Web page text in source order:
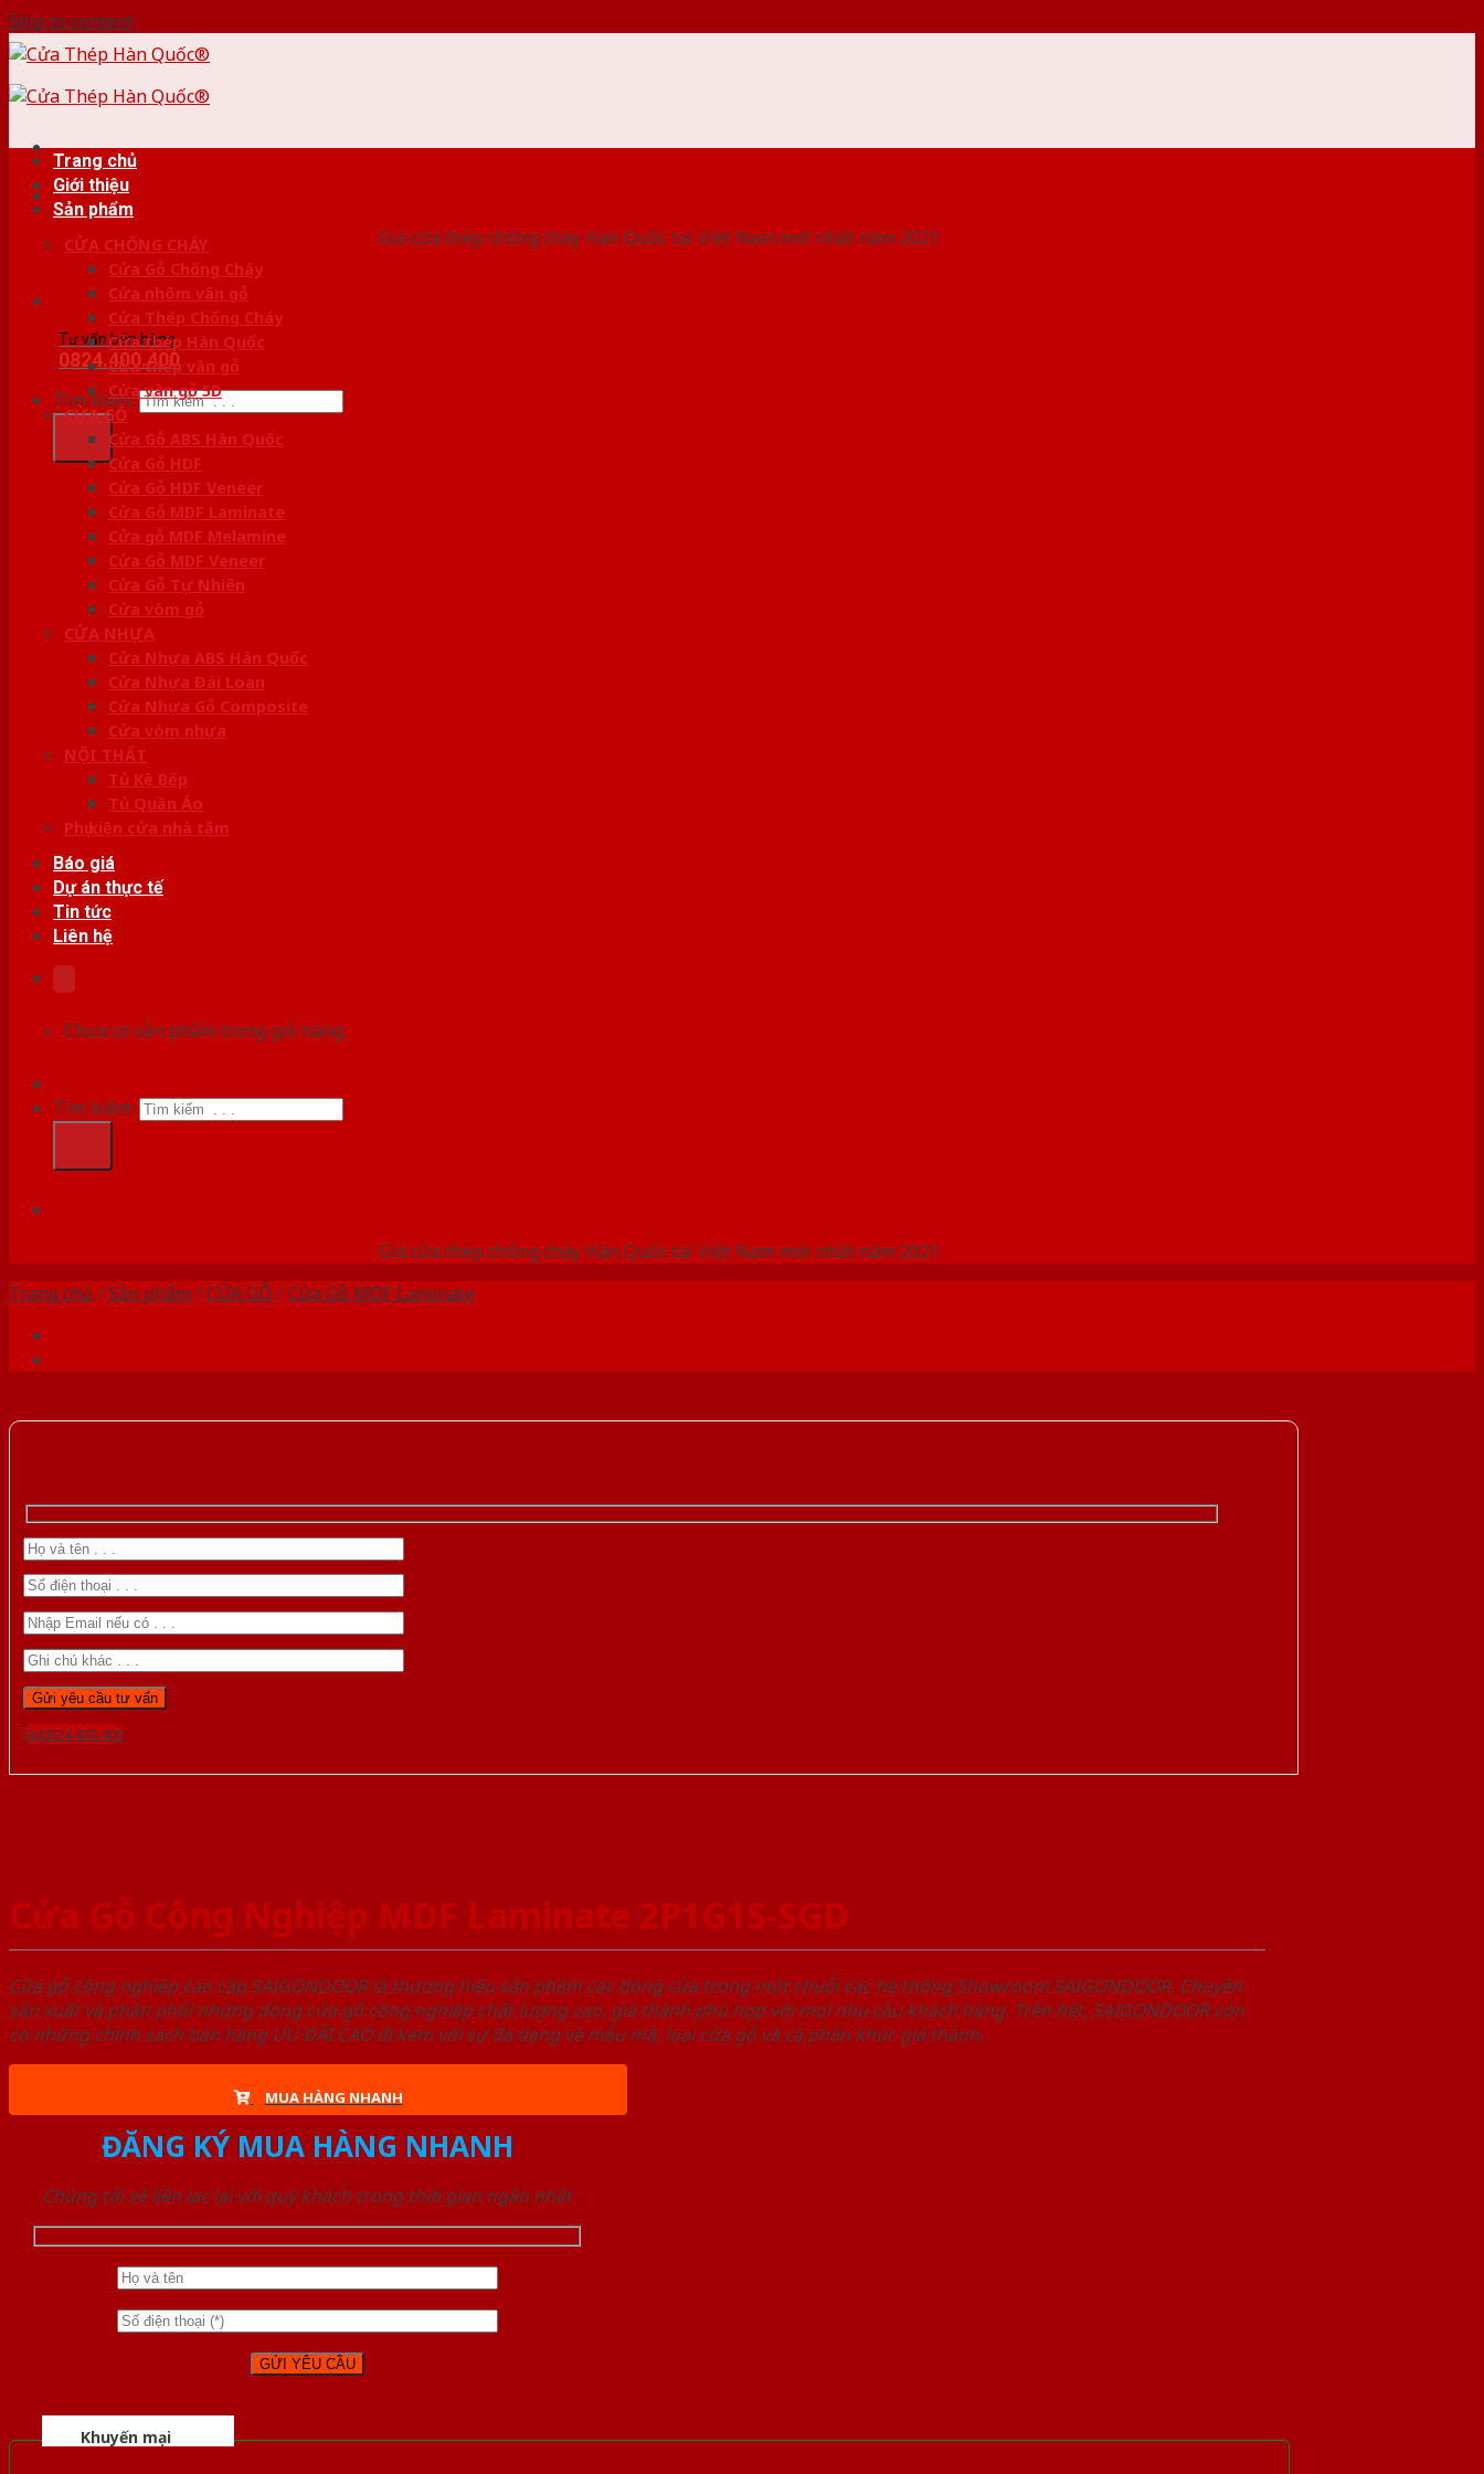
Skip to content
Giá cửa thép chống cháy Hàn Quốc tại Việt Nam mới nhất năm 2021
Tư vấn bán hàng
0824.400.400
Tìm kiếm:
Trang chủ
Giới thiệu
Sản phẩm
CỬA CHỐNG CHÁY
Cửa Gỗ Chống Cháy
Cửa nhôm vân gỗ
Cửa Thép Chống Cháy
Cửa thép Hàn Quốc
Cửa thép vân gỗ
Cửa vân gỗ 5D
CỬA GỖ
Cửa Gỗ ABS Hàn Quốc
Cửa Gỗ HDF
Cửa Gỗ HDF Veneer
Cửa Gỗ MDF Laminate
Cửa gỗ MDF Melamine
Cửa Gỗ MDF Veneer
Cửa Gỗ Tự Nhiên
Cửa vòm gỗ
CỬA NHỰA
Cửa Nhựa ABS Hàn Quốc
Cửa Nhựa Đài Loan
Cửa Nhựa Gỗ Composite
Cửa vòm nhựa
NỘI THẤT
Tủ Kệ Bếp
Tủ Quần Áo
Phụ kiện cửa nhà tắm
Báo giá
Dự án thực tế
Tin tức
Liên hệ
Chưa có sản phẩm trong giỏ hàng.
Tìm kiếm:
Giá cửa thép chống cháy Hàn Quốc tại Việt Nam mới nhất năm 2021
Trang chủ /Sản phẩm /CỬA GỖ /Cửa Gỗ MDF Laminate
Gọi 0824.400.400
Cửa Gỗ Công Nghiệp MDF Laminate 2P1G1S-SGD
Cửa gỗ công nghiệp cao cấp SAIGONDOOR là thương hiệu sản phẩm các dòng cửa trong một chuỗi các hệ thống Showroom SAIGONDOOR. Chuyên
sản xuất và phân phối những dòng cửa gỗ công nghiệp chất lượng cao, giá thành phù hợp với mọi nhu cầu khách hàng. Trên hết, SAIGONDOOR còn
có những chính sách bán hàng ƯU ĐÃI CAO đi kèm với sự đa dạng về mẫu mã, loại cửa gỗ và cả phân khúc giá thành.
MUA HÀNG NHANH
ĐĂNG KÝ MUA HÀNG NHANH
Chúng tôi sẽ liên lạc lại với quý khách trong thời gian ngắn nhất
Khuyến mại